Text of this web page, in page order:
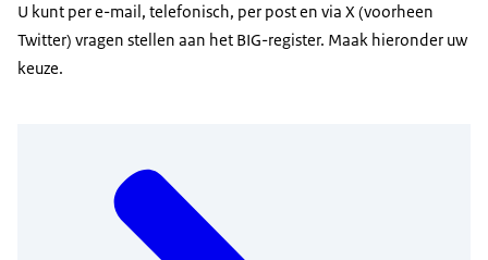
U kunt per e-mail, telefonisch, per post en via X (voorheen
Twitter) vragen stellen aan het BIG-register. Maak hieronder uw
keuze.